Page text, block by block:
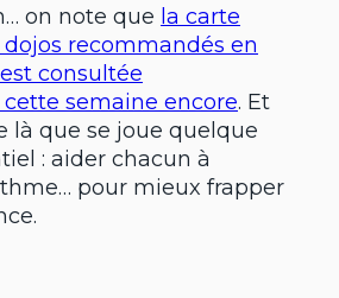
on note que la carte
recommandés en
consultée
semaine encore. Et
là que se joue quelque
: aider chacun à
pour mieux frapper